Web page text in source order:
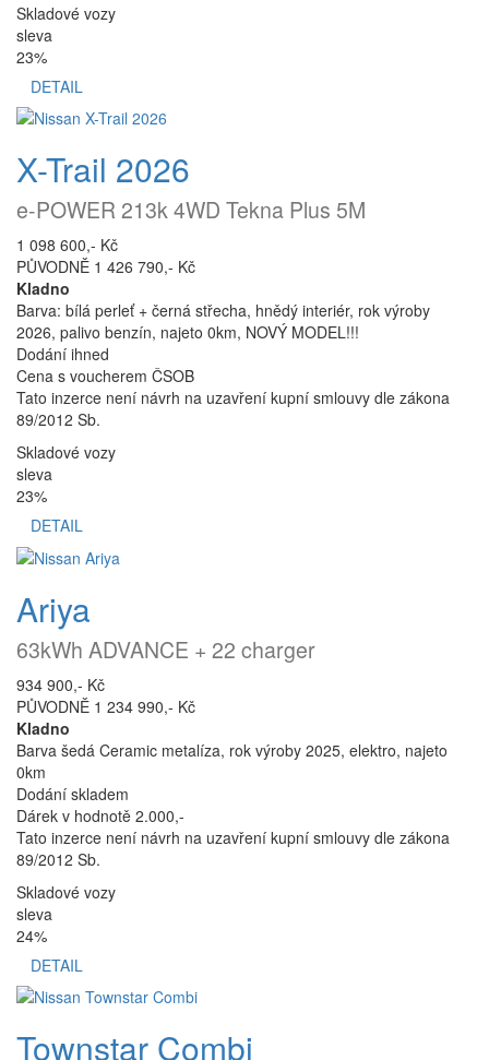
Skladové vozy
sleva
23%
DETAIL
X-Trail 2026
e-POWER 213k 4WD Tekna Plus 5M
1 098 600,- Kč
PŮVODNĚ 1 426 790,- Kč
Kladno
Barva: bílá perleť + černá střecha, hnědý interiér, rok výroby
2026, palivo benzín, najeto 0km, NOVÝ MODEL!!!
Dodání ihned
Cena s voucherem ČSOB
Tato inzerce není návrh na uzavření kupní smlouvy dle zákona
89/2012 Sb.
Skladové vozy
sleva
23%
DETAIL
Ariya
63kWh ADVANCE + 22 charger
934 900,- Kč
PŮVODNĚ 1 234 990,- Kč
Kladno
Barva šedá Ceramic metalíza, rok výroby 2025, elektro, najeto
0km
Dodání skladem
Dárek v hodnotě 2.000,-
Tato inzerce není návrh na uzavření kupní smlouvy dle zákona
89/2012 Sb.
Skladové vozy
sleva
24%
DETAIL
Townstar Combi